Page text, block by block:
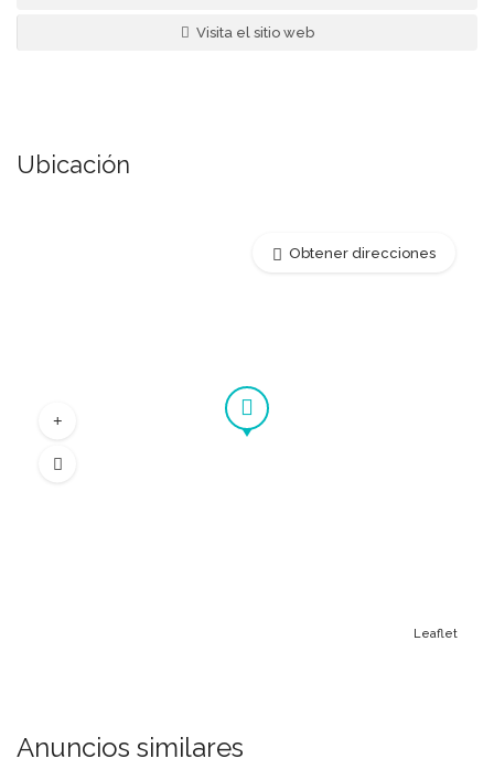
Visita el sitio web
Ubicación
Leaflet
Obtener direcciones
Anuncios similares